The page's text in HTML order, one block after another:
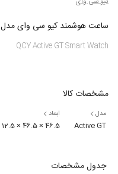
ساعت هوشمند کیو سی وای مدل Active GT
QCY Active GT Smart Watch
مشخصات کالا
مدل
Active GT
ابعاد
46.5 × 46.5 × 12.5 میلی‌ متر
جدول مشخصات